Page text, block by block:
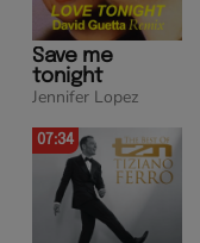
Save me
tonight
Jennifer Lopez
07:34